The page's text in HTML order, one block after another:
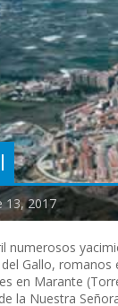
13, 2017
numerosos
Gallo, romanos
en Marante
la Nuestra